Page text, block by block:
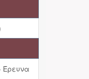
Έρευνα